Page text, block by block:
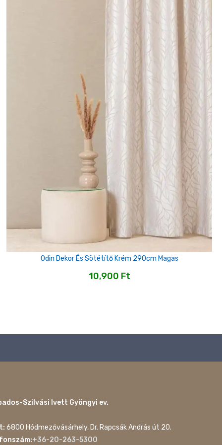
Odin Dekor És Sötétítő Krém 290cm Magas
10,900 Ft
Szilvási Ivett Gyöngyi ev.
6800 Hódmezővásárhely, Dr. Rapcsák András út 20.
+36-20-263-5300